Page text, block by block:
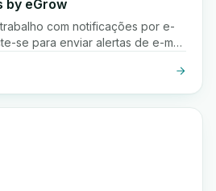
by eGrow
com notificações por e-
se para enviar alertas de e-mail